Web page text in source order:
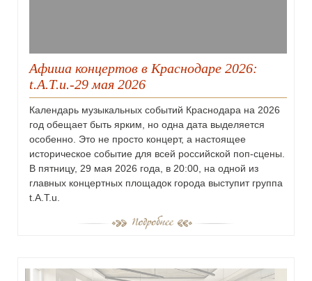
Афиша концертов в Краснодаре 2026:
t.A.T.u.-29 мая 2026
Календарь музыкальных событий Краснодара на 2026
год обещает быть ярким, но одна дата выделяется
особенно. Это не просто концерт, а настоящее
историческое событие для всей российской поп-сцены.
В пятницу, 29 мая 2026 года, в 20:00, на одной из
главных концертных площадок города выступит группа
t.A.T.u.